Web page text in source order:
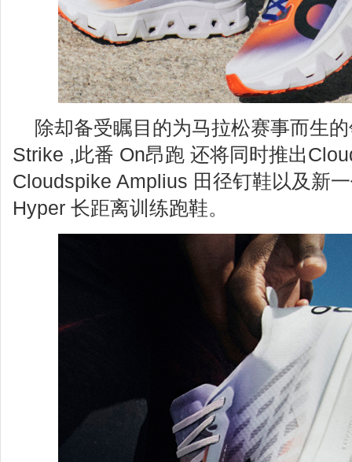
除却备受瞩目的为马拉松赛事而生
Strike ,此番 On昂跑 还将同时推出
Cloudspike Amplius 田径钉鞋以及新
Hyper 长距离训练跑鞋。